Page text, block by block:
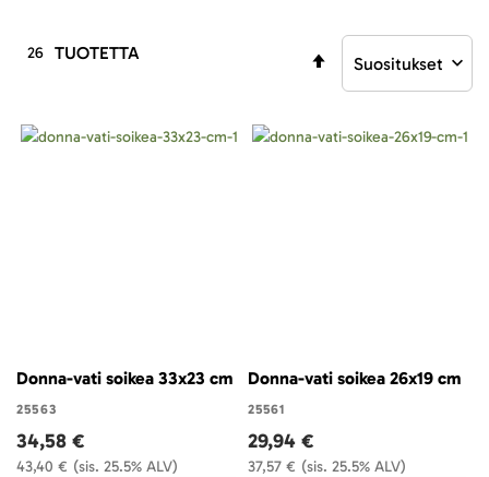
26 TUOTETTA
Aseta
Donna-vati soikea 33x23 cm
25563
(sis. 25.5% ALV)
43,40 €
34,58 €
Donna-vati soikea 26x19 cm
25561
(sis. 25.5% ALV)
37,57 €
29,94 €